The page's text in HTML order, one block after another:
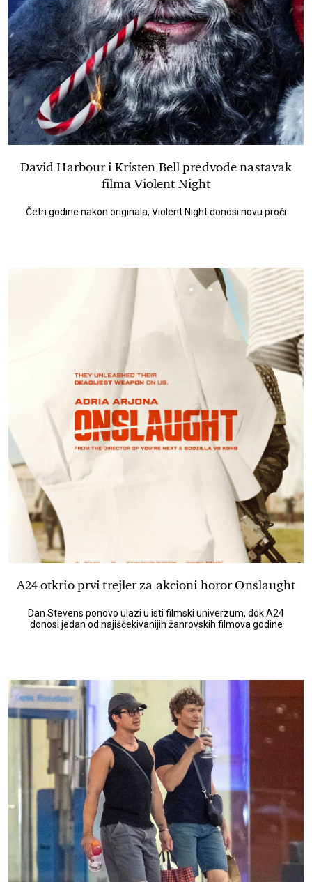
David Harbour i Kristen Bell predvode nastavak
filma Violent Night
Četri godine nakon originala, Violent Night donosi novu proči
A24 otkrio prvi trejler za akcioni horor Onslaught
Dan Stevens ponovo ulazi u isti filmski univerzum, dok A24
donosi jedan od najiščekivanijih žanrovskih filmova godine